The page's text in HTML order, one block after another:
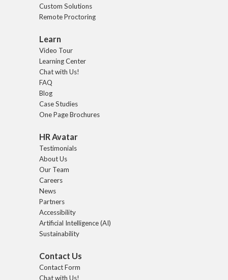
Custom Solutions
Remote Proctoring
Learn
Video Tour
Learning Center
Chat with Us!
FAQ
Blog
Case Studies
One Page Brochures
HR Avatar
Testimonials
About Us
Our Team
Careers
News
Partners
Accessibility
Artificial Intelligence (AI)
Sustainability
Contact Us
Contact Form
Chat with Us!